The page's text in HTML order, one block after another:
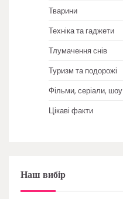
Тварини
Техніка та гаджети
Тлумачення снів
Туризм та подорожі
Фільми, серіали, шоу
Цікаві факти
Наш вибір